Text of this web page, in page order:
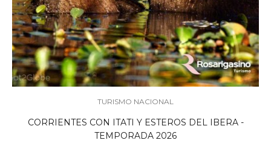
TURISMO NACIONAL
CORRIENTES CON ITATI Y ESTEROS DEL IBERA -
TEMPORADA 2026